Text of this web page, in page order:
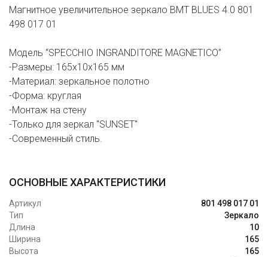
Магнитное увеличительное зеркало BMT BLUES 4.0 801
498 017 01
Модель “SPECCHIO INGRANDITORE MAGNETICO”
-Размеры: 165х10х165 мм
-Материал: зеркальное полотно
-Форма: круглая
-Монтаж на стену
-Только для зеркал "SUNSET"
-Современный стиль.
ОСНОВНЫЕ ХАРАКТЕРИСТИКИ
Артикул
801 498 017 01
Тип
Зеркало
Длина
10
Ширина
165
Высота
165